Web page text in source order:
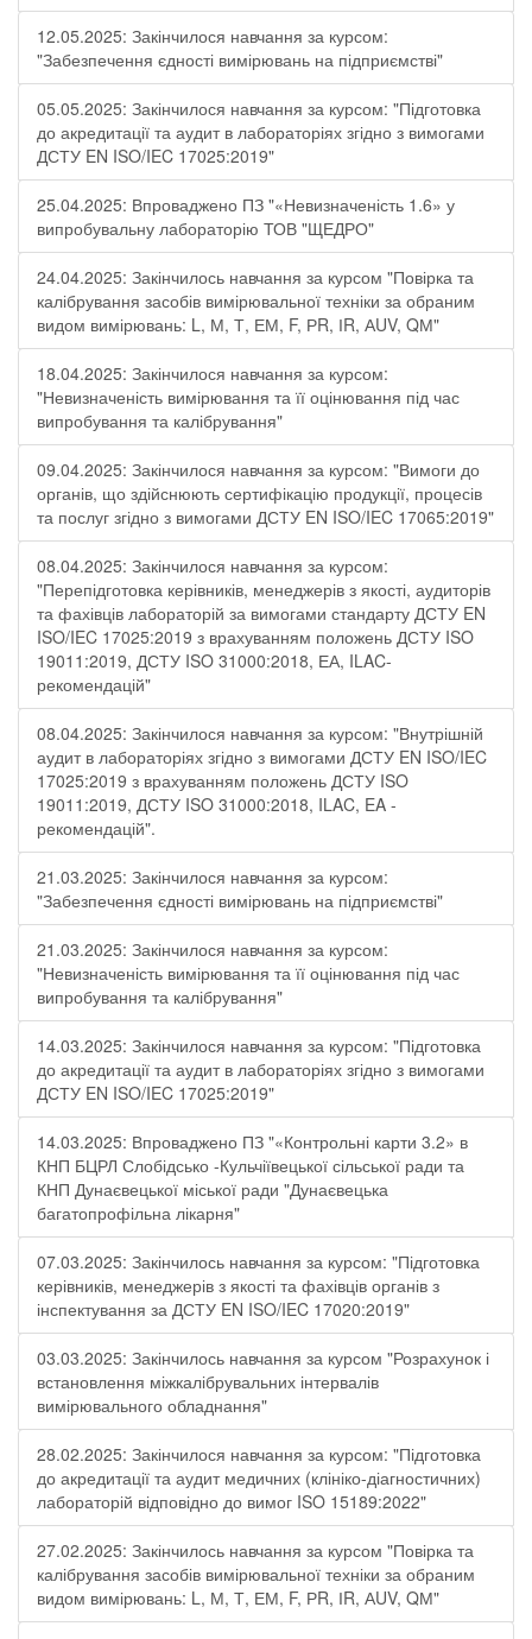
12.05.2025: Закінчилося навчання за курсом:
"Забезпечення єдності вимірювань на підприємстві"
05.05.2025: Закінчилося навчання за курсом: "Підготовка
до акредитації та аудит в лабораторіях згідно з вимогами
ДСТУ EN ISO/IEC 17025:2019"
25.04.2025: Впроваджено ПЗ "«Невизначеність 1.6» у
випробувальну лабораторію ТОВ "ЩЕДРО"
24.04.2025: Закінчилось навчання за курсом "Повірка та
калібрування засобів вимірювальної техніки за обраним
видом вимірювань: L, М, Т, ЕМ, F, РR, ІR, АUV, QМ"
18.04.2025: Закінчилося навчання за курсом:
"Невизначеність вимірювання та її оцінювання під час
випробування та калібрування"
09.04.2025: Закінчилося навчання за курсом: "Вимоги до
органів, що здійснюють сертифікацію продукції, процесів
та послуг згідно з вимогами ДСТУ EN ISO/IEC 17065:2019"
08.04.2025: Закінчилося навчання за курсом:
"Перепідготовка керівників, менеджерів з якості, аудиторів
та фахівців лабораторій за вимогами стандарту ДСТУ EN
ISO/IEC 17025:2019 з врахуванням положень ДСТУ ISO
19011:2019, ДСТУ ISO 31000:2018, ЕА, ILAC-
рекомендацій"
08.04.2025: Закінчилося навчання за курсом: "Внутрішній
аудит в лабораторіях згідно з вимогами ДСТУ EN ISO/IEC
17025:2019 з врахуванням положень ДСТУ ISO
19011:2019, ДСТУ ISO 31000:2018, ILAC, EA -
рекомендацій".
21.03.2025: Закінчилося навчання за курсом:
"Забезпечення єдності вимірювань на підприємстві"
21.03.2025: Закінчилося навчання за курсом:
"Невизначеність вимірювання та її оцінювання під час
випробування та калібрування"
14.03.2025: Закінчилося навчання за курсом: "Підготовка
до акредитації та аудит в лабораторіях згідно з вимогами
ДСТУ EN ISO/IEC 17025:2019"
14.03.2025: Впроваджено ПЗ "«Контрольні карти 3.2» в
КНП БЦРЛ Слобідсько -Кульчіївецької сільської ради та
КНП Дунаєвецької міської ради "Дунаєвецька
багатопрофільна лікарня"
07.03.2025: Закінчилось навчання за курсом: "Підготовка
керівників, менеджерів з якості та фахівців органів з
інспектування за ДСТУ EN ISO/IEC 17020:2019"
03.03.2025: Закінчилось навчання за курсом "Розрахунок і
встановлення міжкалібрувальних інтервалів
вимірювального обладнання"
28.02.2025: Закінчилося навчання за курсом: "Підготовка
до акредитації та аудит медичних (клініко-діагностичних)
лабораторій відповідно до вимог ISO 15189:2022"
27.02.2025: Закінчилось навчання за курсом "Повірка та
калібрування засобів вимірювальної техніки за обраним
видом вимірювань: L, М, Т, ЕМ, F, РR, ІR, АUV, QМ"